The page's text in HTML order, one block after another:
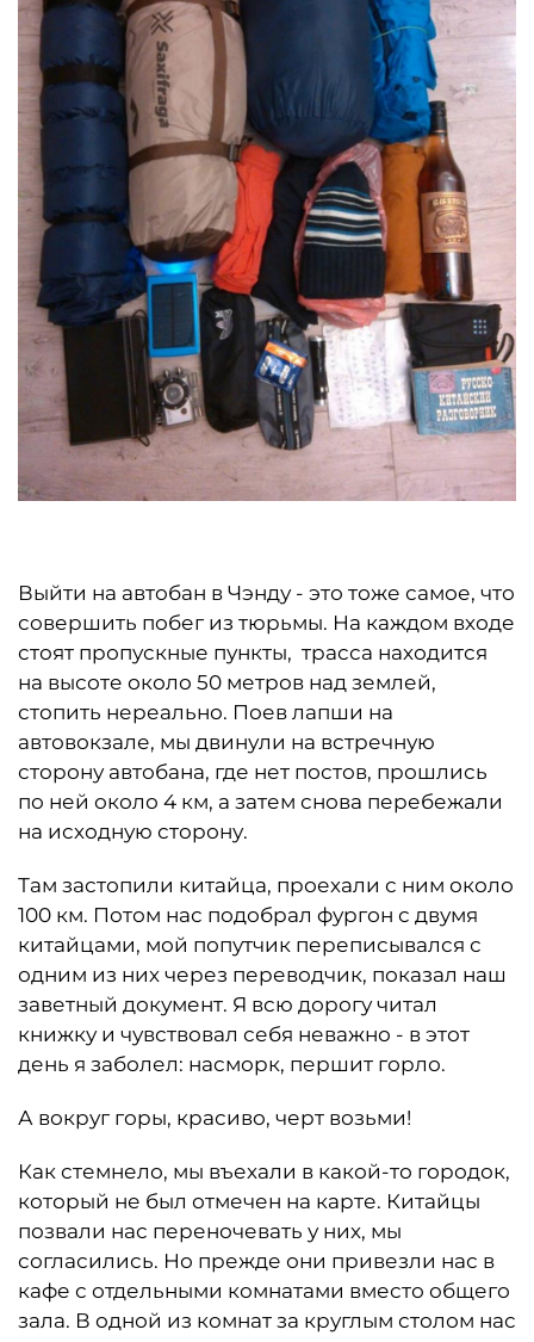
Выйти на автобан в Чэнду - это тоже самое, что
совершить побег из тюрьмы. На каждом входе
стоят пропускные пункты, трасса находится
на высоте около 50 метров над землей,
стопить нереально. Поев лапши на
автовокзале, мы двинули на встречную
сторону автобана, где нет постов, прошлись
по ней около 4 км, а затем снова перебежали
на исходную сторону.
Там застопили китайца, проехали с ним около
100 км. Потом нас подобрал фургон с двумя
китайцами, мой попутчик переписывался с
одним из них через переводчик, показал наш
заветный документ. Я всю дорогу читал
книжку и чувствовал себя неважно - в этот
день я заболел: насморк, першит горло.
А вокруг горы, красиво, черт возьми!
Как стемнело, мы въехали в какой-то городок,
который не был отмечен на карте. Китайцы
позвали нас переночевать у них, мы
согласились. Но прежде они привезли нас в
кафе с отдельными комнатами вместо общего
зала. В одной из комнат за круглым столом нас